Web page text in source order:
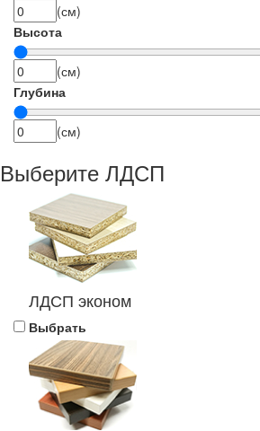
(см)
Высота
(см)
Глубина
(см)
Выберите ЛДСП
ЛДСП эконом
Выбрать